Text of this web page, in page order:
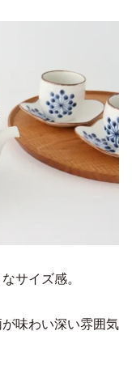
サイズ感。
味わい深い雰囲気